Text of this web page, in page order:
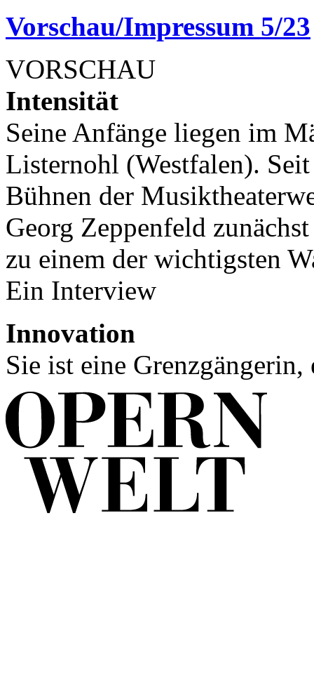
Vorschau/Impressum 5/23
VORSCHAU
Intensität
Seine Anfänge liegen im
Listernohl (Westfalen).
Bühnen der
Georg Zeppenfeld
zu einem der wichtigsten
Ein Interview
Innovation
Sie ist eine Grenzgängerin,